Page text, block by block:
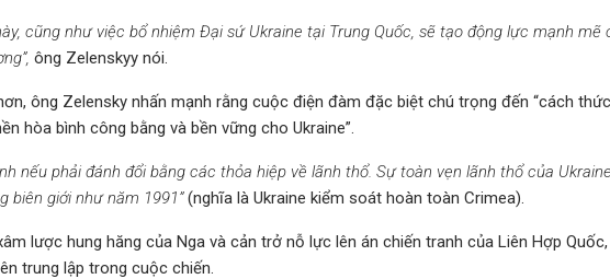
cũng như việc bổ nhiệm Đại sứ Ukraine tại Trung Quốc, sẽ tạo động lực mạnh mẽ
ông Zelenskyy nói.
ông Zelensky nhấn mạnh rằng cuộc điện đàm đặc biệt chú trọng đến “cách
hòa bình công bằng và bền vững cho Ukraine”.
nếu phải đánh đổi bằng các thỏa hiệp về lãnh thổ. Sự toàn vẹn lãnh thổ của
biên giới như năm 1991”(nghĩa là Ukraine kiểm soát hoàn toàn Crimea).
lược hung hăng của Nga và cản trở nỗ lực lên án chiến tranh của Liên Hợp Quốc,
trung lập trong cuộc chiến.